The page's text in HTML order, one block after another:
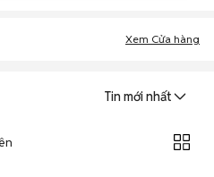
Xem Cửa hàng
Tin mới nhất